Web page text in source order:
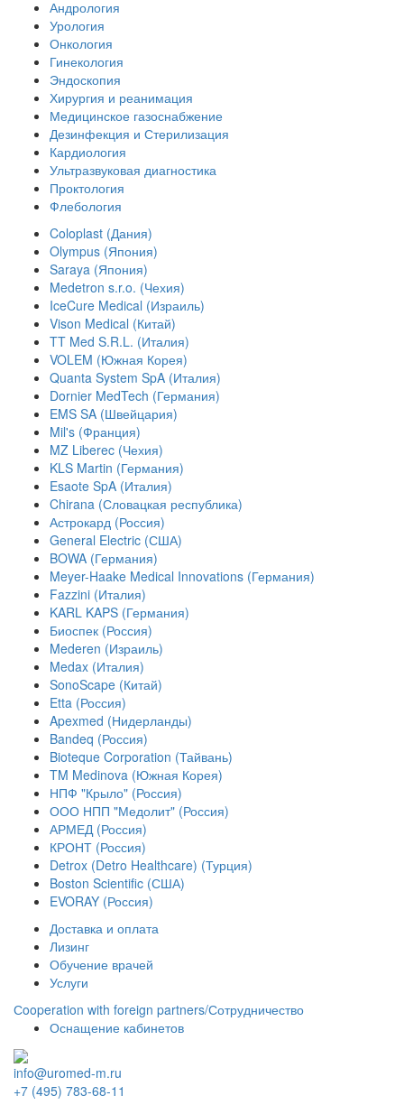
Андрология
Урология
Онкология
Гинекология
Эндоскопия
Хирургия и реанимация
Медицинское газоснабжение
Дезинфекция и Стерилизация
Кардиология
Ультразвуковая диагностика
Проктология
Флебология
Coloplast (Дания)
Olympus (Япония)
Saraya (Япония)
Medetron s.r.o. (Чехия)
IceCure Medical (Израиль)
Vison Medical (Китай)
TT Med S.R.L. (Италия)
VOLEM (Южная Корея)
Quanta System SpA (Италия)
Dornier MedTech (Германия)
EMS SA (Швейцария)
Mil's (Франция)
MZ Liberec (Чехия)
KLS Martin (Германия)
Esaote SpA (Италия)
Chirana (Словацкая республика)
Астрокард (Россия)
General Electric (США)
BOWA (Германия)
Meyer-Haake Medical Innovations (Германия)
Fazzini (Италия)
KARL KAPS (Германия)
Биоспек (Россия)
Mederen (Израиль)
Medax (Италия)
SonoScape (Китай)
Etta (Россия)
Apexmed (Нидерланды)
Bandeq (Россия)
Bioteque Corporation (Тайвань)
TM Medinova (Южная Корея)
НПФ "Крыло" (Россия)
ООО НПП "Медолит" (Россия)
АРМЕД (Россия)
КРОНТ (Россия)
Detrox (Detro Healthcare) (Турция)
Boston Scientific (США)
EVORAY (Россия)
Доставка и оплата
Лизинг
Обучение врачей
Услуги
Сooperation with foreign partners/Сотрудничество
Оснащение кабинетов
info@uromed-m.ru
+7 (495) 783-68-11